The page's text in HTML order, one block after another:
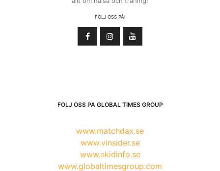
FÖLJ OSS PÅ:
FÖLJ OSS PÅ GLOBAL TIMES GROUP
www.matchdax.se
www.vinsider.se
www.skidinfo.se
www.globaltimesgroup.com